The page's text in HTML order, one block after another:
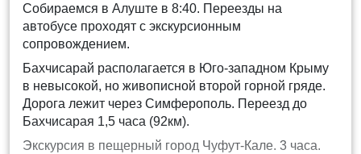
Собираемся в Алуште в 8:40. Переезды на
автобусе проходят с экскурсионным
сопровождением.
Бахчисарай располагается в Юго-западном Крыму
в невысокой, но живописной второй горной гряде.
Дорога лежит через Симферополь. Переезд до
Бахчисарая 1,5 часа (92км).
Экскурсия в пещерный город Чуфут-Кале. 3 часа.